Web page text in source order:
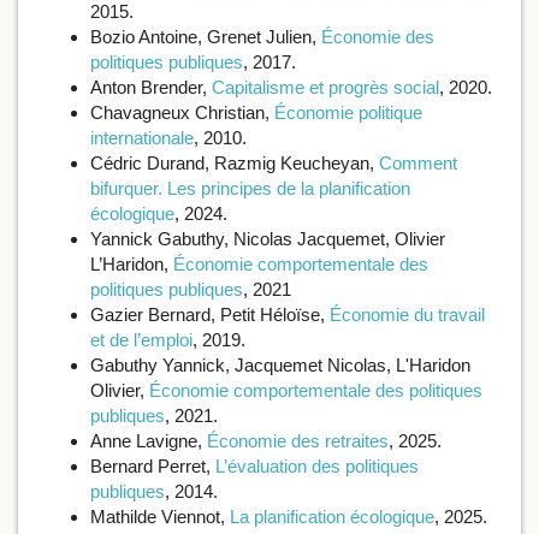
2015.
Bozio Antoine, Grenet Julien, Économie des
politiques publiques, 2017.
Anton Brender, Capitalisme et progrès social, 2020.
Chavagneux Christian, Économie politique
internationale, 2010.
Cédric Durand, Razmig Keucheyan, Comment
bifurquer. Les principes de la planification
écologique, 2024.
Yannick Gabuthy, Nicolas Jacquemet, Olivier
L’Haridon, Économie comportementale des
politiques publiques, 2021
Gazier Bernard, Petit Héloïse, Économie du travail
et de l’emploi, 2019.
Gabuthy Yannick, Jacquemet Nicolas, L'Haridon
Olivier, Économie comportementale des politiques
publiques, 2021.
Anne Lavigne, Économie des retraites, 2025.
Bernard Perret, L’évaluation des politiques
publiques, 2014.
Mathilde Viennot, La planification écologique, 2025.